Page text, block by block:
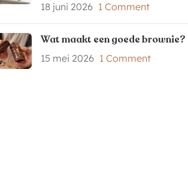
18 juni 2026 1 Comment
Wat maakt een goede brownie?
15 mei 2026 1 Comment